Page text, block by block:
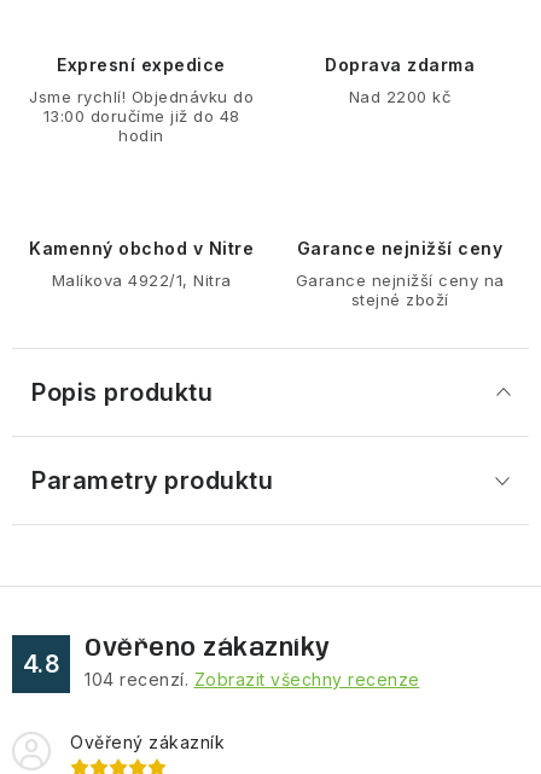
Expresní expedice
Jsme rychlí! Objednávku do
13:00 doručíme již do 48
hodin
Doprava zdarma
Nad 2200 kč
Kamenný obchod v Nitre
Malíkova 4922/1, Nitra
Garance nejnižší ceny
Garance nejnižší ceny na
stejné zboží
Popis produktu
Parametry produktu
4.8
Ověřeno zákazníky
104 recenzí. Zobrazit všechny recenze
Ověřený zákazník